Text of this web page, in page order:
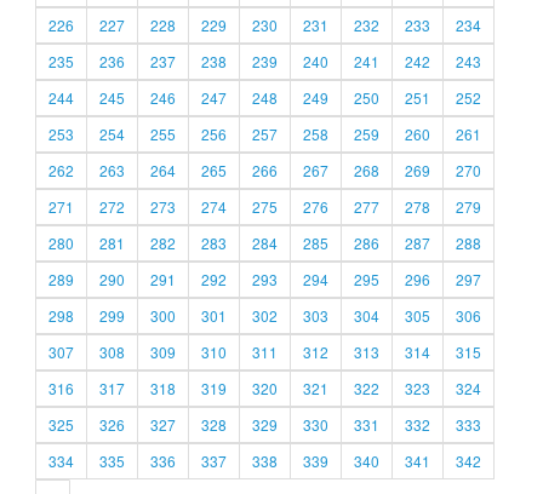
226
227 228 229 230 231 232 233
234
235
236 237 238 239 240 241 242
243
244
245 246 247 248 249 250 251
252
253
254 255 256 257 258 259 260
261
262
263 264 265 266 267 268 269
270
271
272 273 274 275 276 277 278
279
280
281 282 283 284 285 286 287
288
289
290 291 292 293 294 295 296
297
298
299 300 301 302 303 304 305
306
307
308 309 310 311 312 313 314
315
316
317 318 319 320 321 322 323
324
325
326 327 328 329 330 331 332
333
334
335 336 337 338 339 340 341
342